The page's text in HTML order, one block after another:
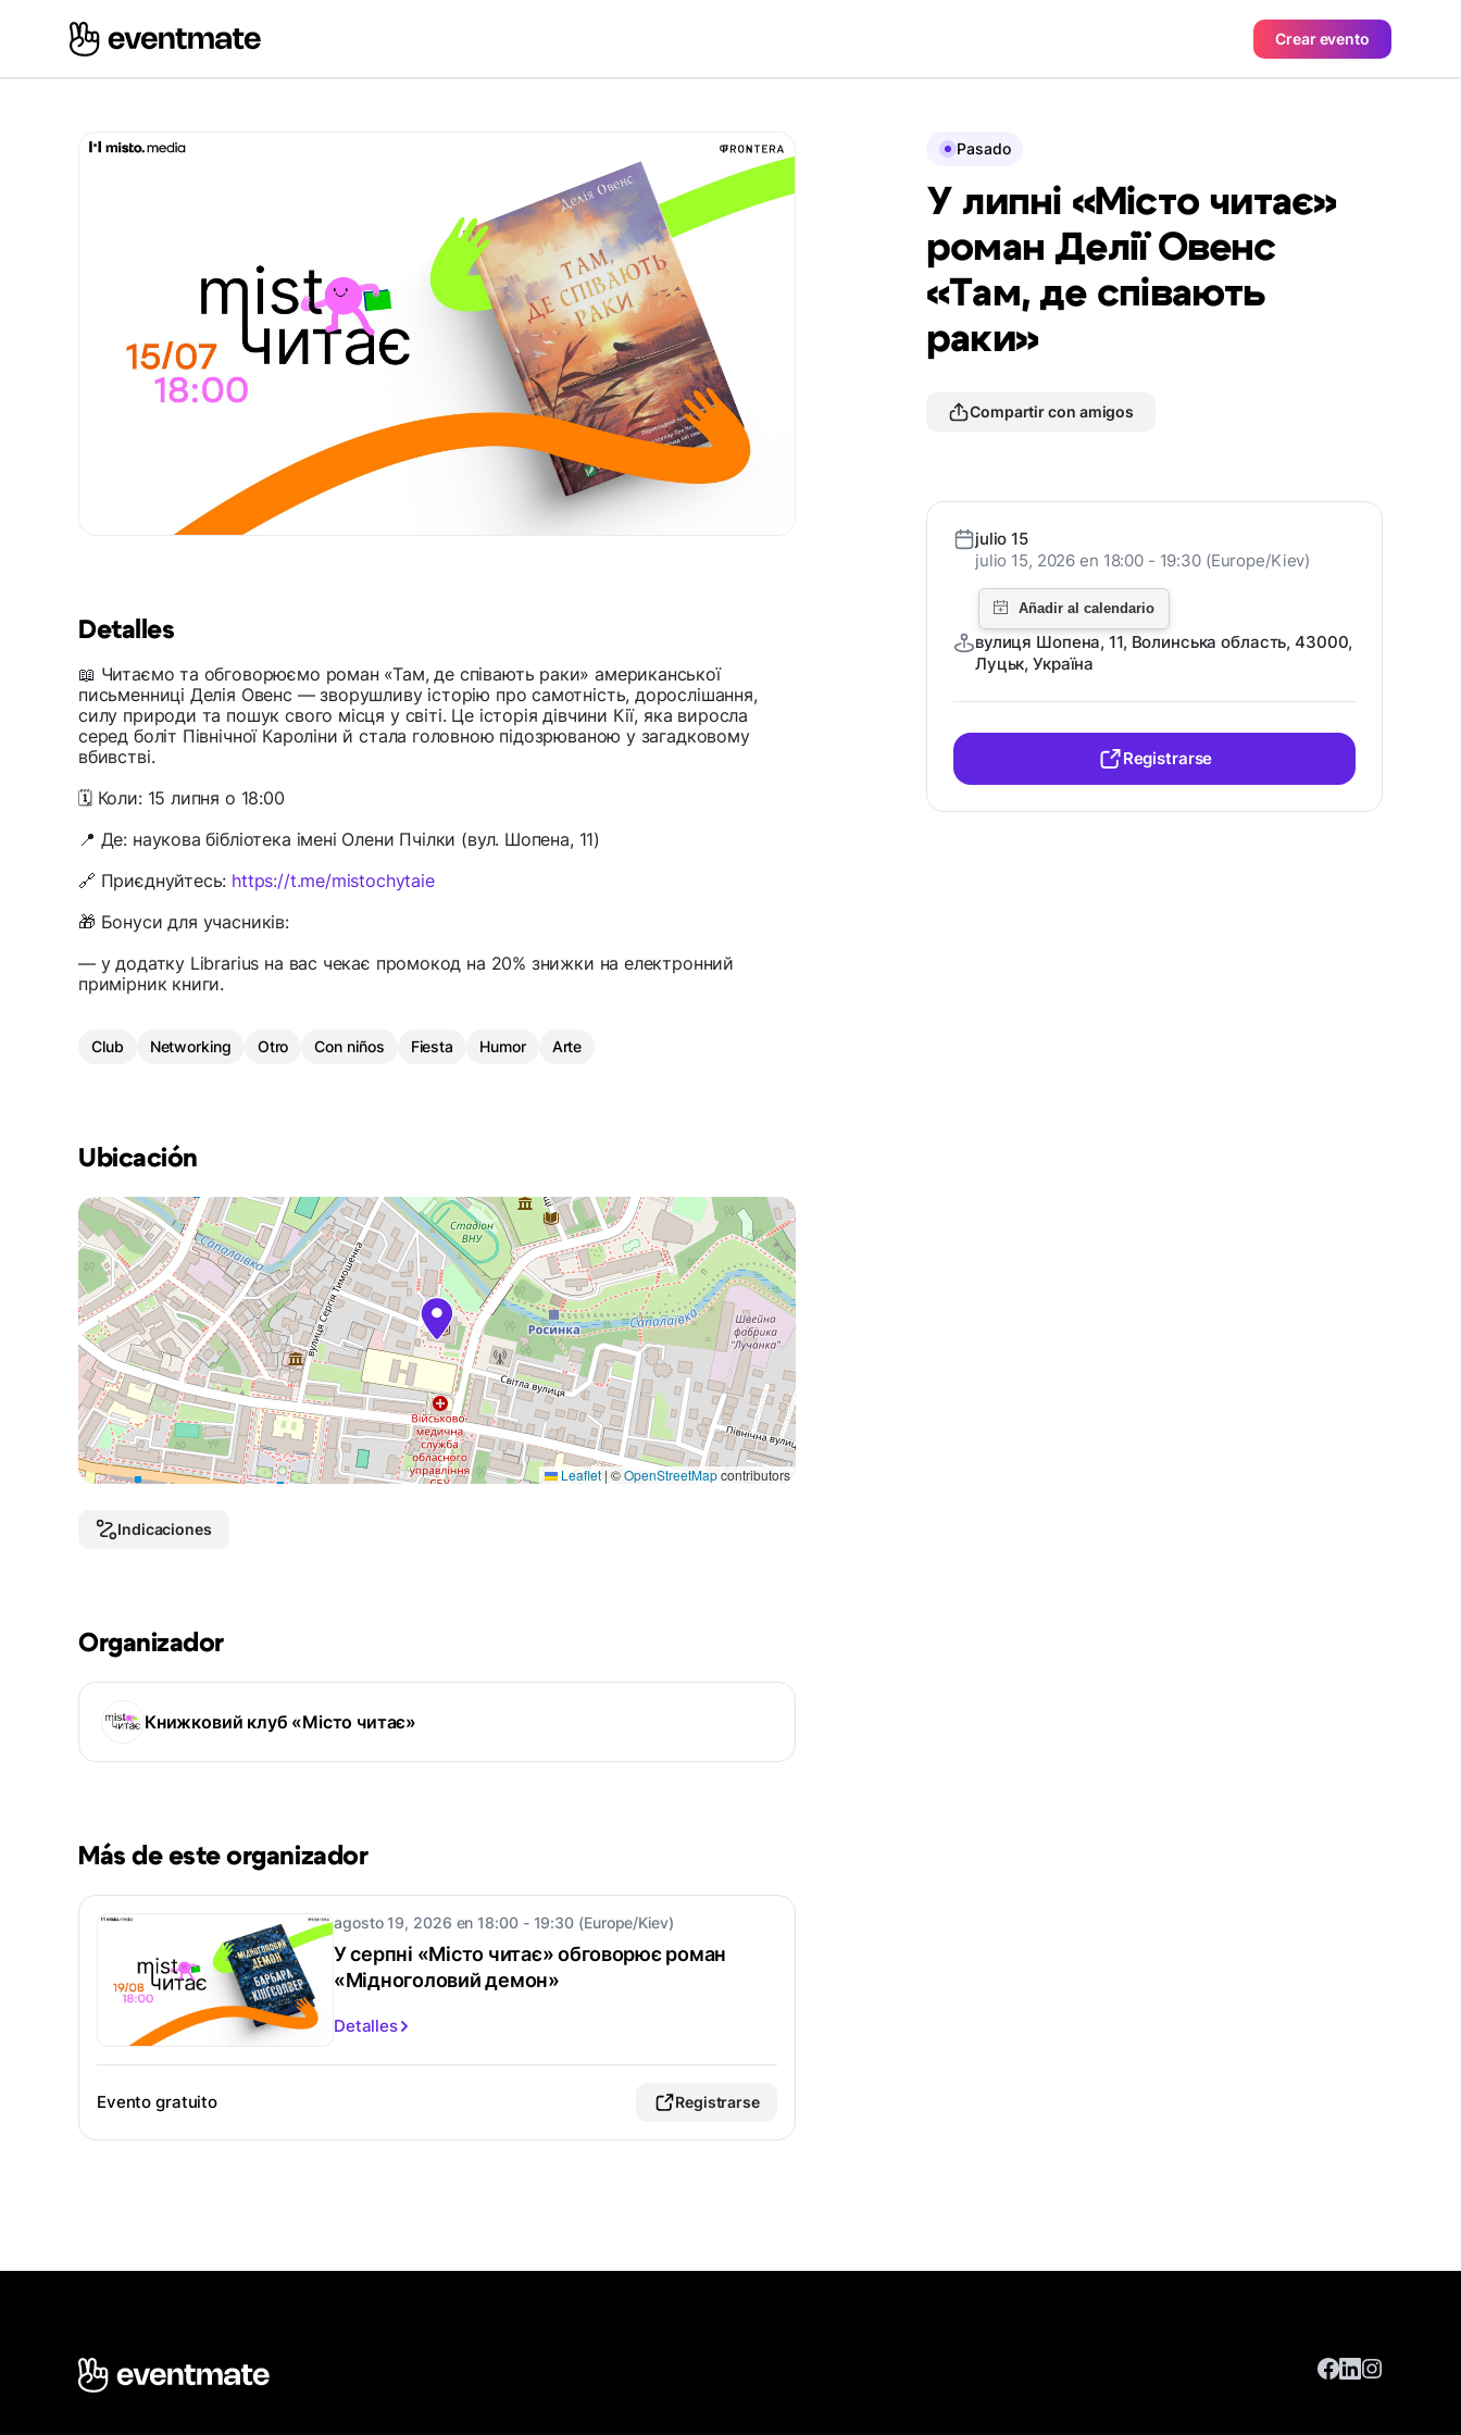
Crear evento
Detalles
📖 Читаємо та обговорюємо роман «Там, де співають раки» американської
письменниці Делія Овенс — зворушливу історію про самотність, дорослішання,
силу природи та пошук свого місця у світі. Це історія дівчини Кії, яка виросла
серед боліт Північної Кароліни й стала головною підозрюваною у загадковому
вбивстві.
🗓 Коли: 15 липня о 18:00
📍 Де: наукова бібліотека імені Олени Пчілки (вул. Шопена, 11)
🔗 Приєднуйтесь: https://t.me/mistochytaie
🎁 Бонуси для учасників:
— у додатку Librarius на вас чекає промокод на 20% знижки на електронний
примірник книги.
Club Networking Otro Con niños Fiesta Humor Arte
Ubicación
Leaflet|©OpenStreetMapcontributors
Indicaciones
Organizador
Книжковий клуб «Місто читає»
Más de este organizador
agosto 19, 2026 en 18:00 - 19:30 (Europe/Kiev)
У серпні «Місто читає» обговорює роман
«Мідноголовий демон»
Detalles
Evento gratuito Registrarse
Pasado
У липні «Місто читає»
роман Делії Овенс
«Там, де співають
раки»
Compartir con amigos
julio 15
julio 15, 2026 en 18:00 - 19:30 (Europe/Kiev)
вулиця Шопена, 11, Волинська область, 43000,
Луцьк, Україна
Registrarse